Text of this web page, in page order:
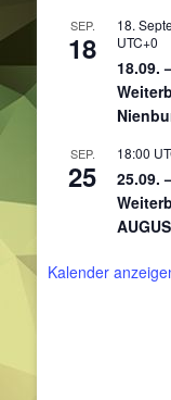
SEP.
18
18.
UTC+0
18.09.
SEP.
25
18:00
25.09.
Kalender